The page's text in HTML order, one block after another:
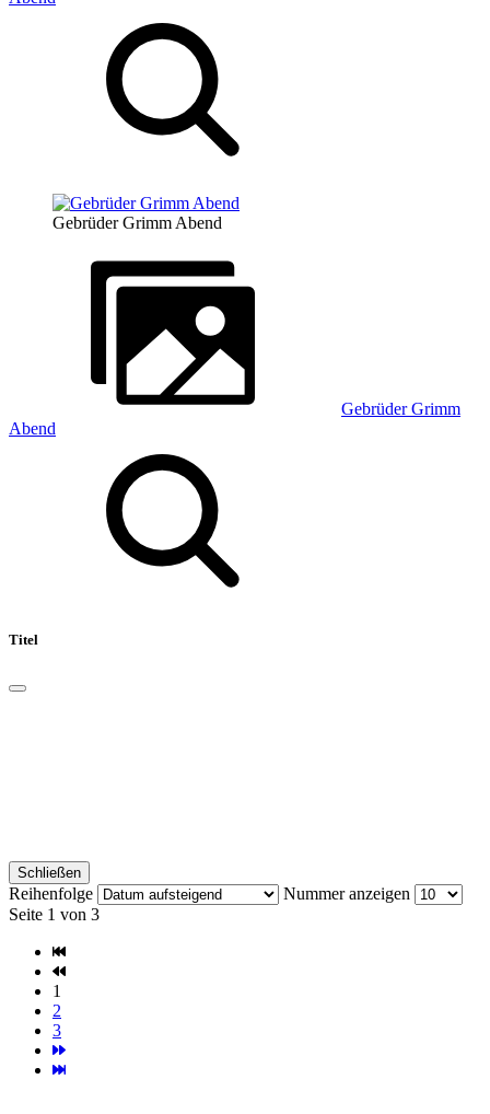
Gebrüder Grimm Abend
Gebrüder Grimm
Abend
Titel
Schließen
Reihenfolge
Nummer anzeigen
Seite 1 von 3
1
2
3